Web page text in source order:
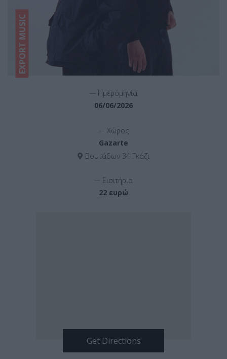
EXPORT MUSIC
Ημερομηνία
06/06/2026
Χώρος
Gazarte
Βουτάδων 34 Γκάζι
Εισιτήρια
22 ευρώ